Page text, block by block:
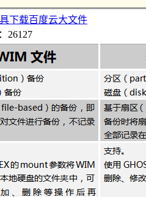
下载百度云大文件
26127